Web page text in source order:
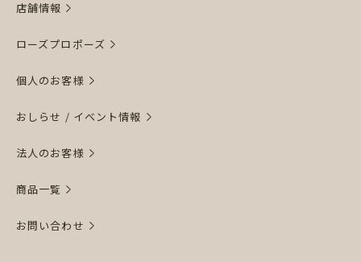
店舗情報
ローズプロポーズ
個人のお客様
おしらせ / イベント情報
法人のお客様
商品一覧
お問い合わせ